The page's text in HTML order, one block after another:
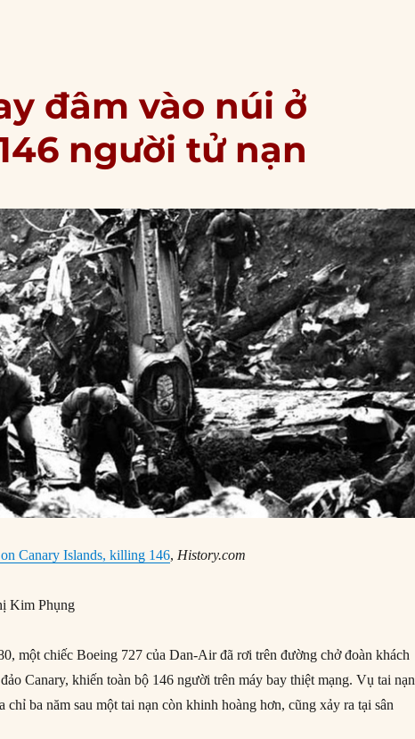
đâm vào núi ở
người tử nạn
on Canary Islands, killing 146, History.com
Kim Phụng
một chiếc Boeing 727 của Dan-Air đã rơi trên đường chở đoàn khách
Canary, khiến toàn bộ 146 người trên máy bay thiệt mạng. Vụ tai nạn
chỉ ba năm sau một tai nạn còn khinh hoàng hơn, cũng xảy ra tại sân